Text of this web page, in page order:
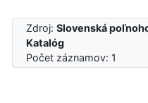
Zdroj:Slovenská
Katalóg
Počet záznamov: 1